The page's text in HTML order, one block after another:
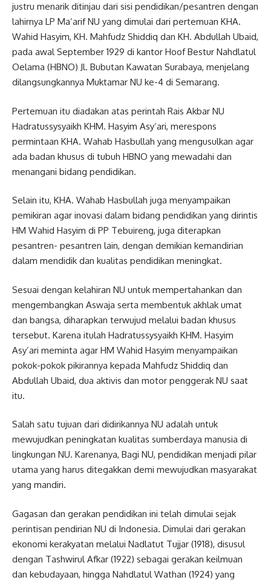
justru menarik ditinjau dari sisi pendidikan/pesantren dengan
lahirnya LP Ma’arif NU yang dimulai dari pertemuan KHA.
Wahid Hasyim, KH. Mahfudz Shiddiq dan KH. Abdullah Ubaid,
pada awal September 1929 di kantor Hoof Bestur Nahdlatul
Oelama (HBNO) Jl. Bubutan Kawatan Surabaya, menjelang
dilangsungkannya Muktamar NU ke-4 di Semarang.
Pertemuan itu diadakan atas perintah Rais Akbar NU
Hadratussysyaikh KHM. Hasyim Asy‘ari, merespons
permintaan KHA. Wahab Hasbullah yang mengusulkan agar
ada badan khusus di tubuh HBNO yang mewadahi dan
menangani bidang pendidikan.
Selain itu, KHA. Wahab Hasbullah juga menyampaikan
pemikiran agar inovasi dalam bidang pendidikan yang dirintis
HM Wahid Hasyim di PP Tebuireng, juga diterapkan
pesantren- pesantren lain, dengan demikian kemandirian
dalam mendidik dan kualitas pendidikan meningkat.
Sesuai dengan kelahiran NU untuk mempertahankan dan
mengembangkan Aswaja serta membentuk akhlak umat
dan bangsa, diharapkan terwujud melalui badan khusus
tersebut. Karena itulah Hadratussysyaikh KHM. Hasyim
Asy’ari meminta agar HM Wahid Hasyim menyampaikan
pokok-pokok pikirannya kepada Mahfudz Shiddiq dan
Abdullah Ubaid, dua aktivis dan motor penggerak NU saat
itu.
Salah satu tujuan dari didirikannya NU adalah untuk
mewujudkan peningkatan kualitas sumberdaya manusia di
lingkungan NU. Karenanya, Bagi NU, pendidikan menjadi pilar
utama yang harus ditegakkan demi mewujudkan masyarakat
yang mandiri.
Gagasan dan gerakan pendidikan ini telah dimulai sejak
perintisan pendirian NU di Indonesia. Dimulai dari gerakan
ekonomi kerakyatan melalui Nadlatut Tujjar (1918), disusul
dengan Tashwirul Afkar (1922) sebagai gerakan keilmuan
dan kebudayaan, hingga Nahdlatul Wathan (1924) yang